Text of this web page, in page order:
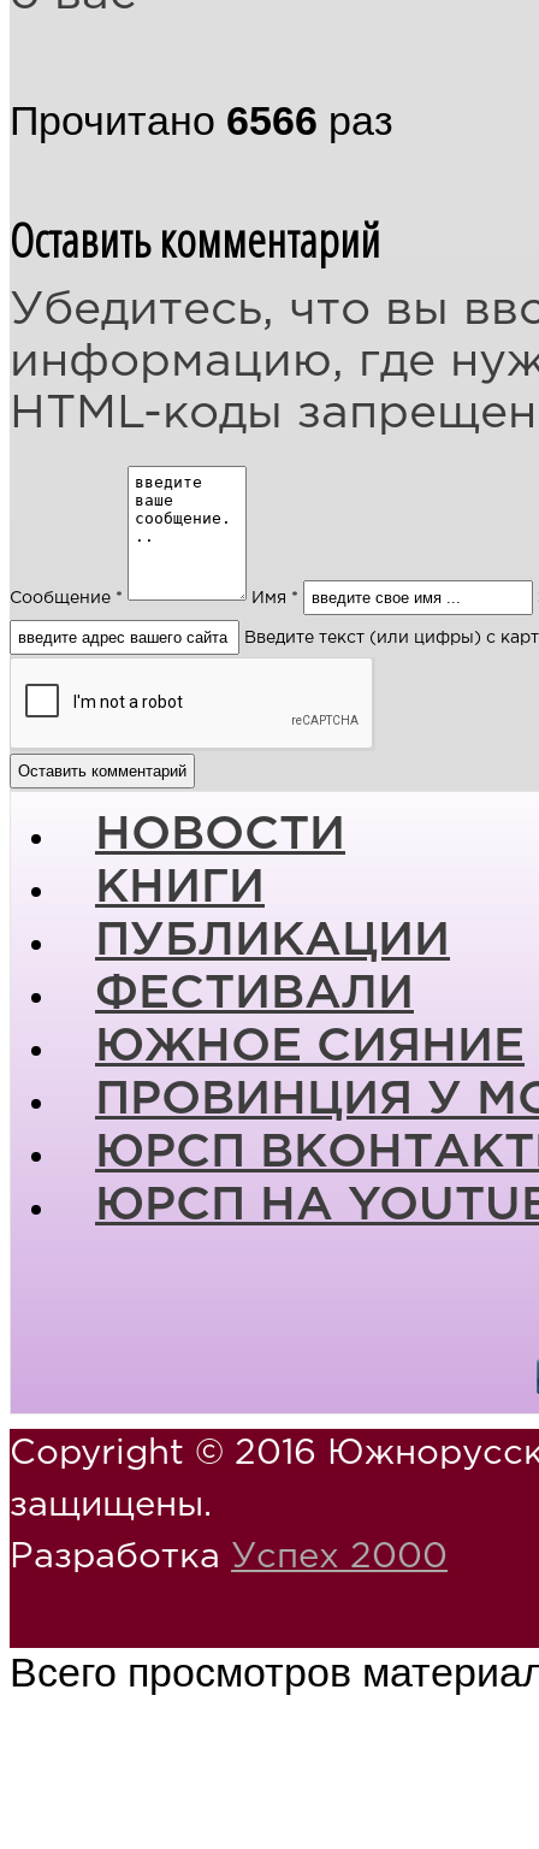
Прочитано 6566 раз
Оставить комментарий
Убедитесь, что вы
информацию, где
HTML-коды
Сообщение * Имя *
Введите текст (или цифры) с
НОВОСТИ
КНИГИ
ПУБЛИКАЦИИ
ФЕСТИВАЛИ
ЮЖНОЕ СИЯНИЕ
ПРОВИНЦИЯ У
ЮРСП
ЮРСП НА
Copyright © 2016
защищены.
Разработка Успех 2000
Всего просмотров